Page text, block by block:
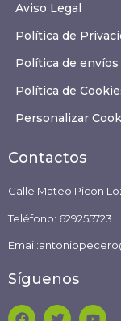
Aviso Legal
Política de
Política de
Política de
Personalizar
Contactos
Calle Mateo Picon
Teléfono: 629255723
Síguenos